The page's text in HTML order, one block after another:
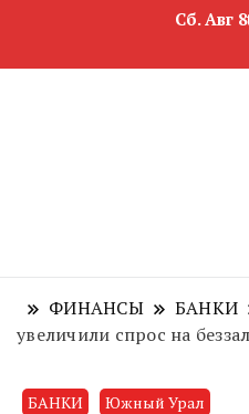
Сб. Авг
ФИНАНСЫ БАНКИ
увеличили спрос на
БАНКИ Южный Урал